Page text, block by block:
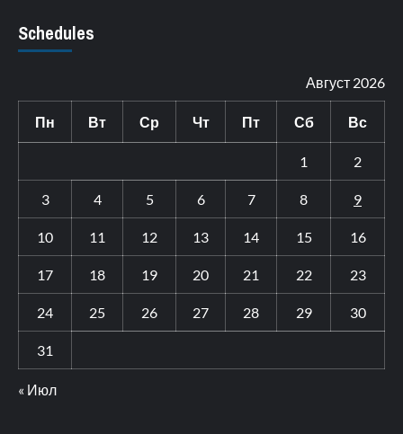
Schedules
Август 2026
Пн Вт Ср Чт Пт Сб Вс
1 2
3 4 5 6 7 8 9
10 11 12 13 14 15 16
17 18 19 20 21 22 23
24 25 26 27 28 29 30
31
« Июл